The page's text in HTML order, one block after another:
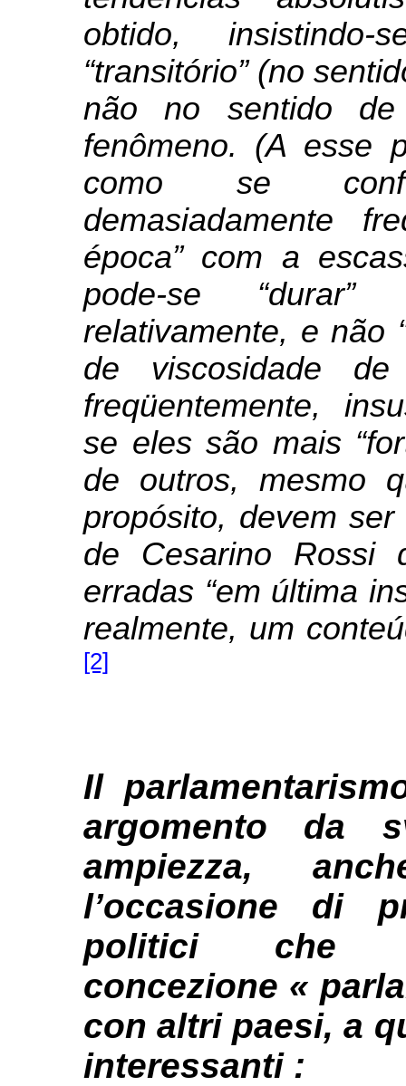
obtido,
“transitório” (no
não no sentido de
fenômeno. (A esse
como se
demasiadamente
época” com a
pode-se
relativamente, e não
de viscosidade
freqüentemente,
se eles são mais
de outros, mesmo
propósito, devem
de Cesarino Rossi
erradas “em última
realmente, um
[2]
Il
argomento da
ampiezza,
l’occasione di
politici che
concezione «
con altri paesi, a
interessanti :